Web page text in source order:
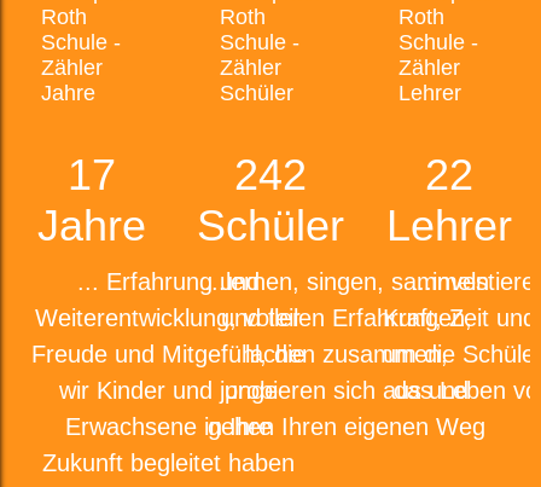
Dabei haben wir 1.000 € gewonnen, um in die
digitale Zukunft zu investieren.
Wir möchten das Geld dafür nutzen, einen
17
Jahre
... Erfahrung und
Weiterentwicklung, voller
Freude und Mitgefühl, die
wir Kinder und junge
Erwachsene in Ihre
Zukunft begleitet haben
242
Schüler
...lernen, singen, sammeln
und teilen Erfahrungen,
lachen zusammen,
probieren sich aus und
gehen Ihren eigenen Weg
22
Lehrer
Kraft, Zeit
um die
das Leben